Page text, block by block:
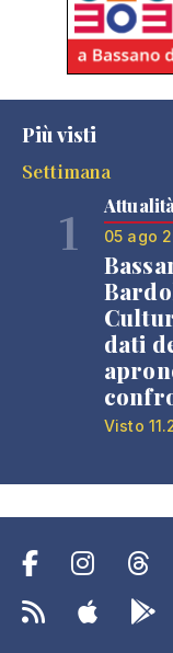
Più visti
Settimana
1 Attualità
05 ago
dati
Visto